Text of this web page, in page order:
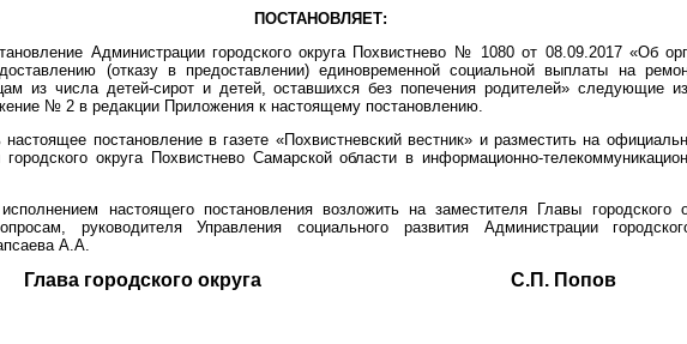
ПОСТАНОВЛЯЕТ:
Администрации городского округа Похвистнево № 1080 от 08.09.2017 «Об
(отказу в предоставлении) единовременной социальной выплаты на
из числа детей-сирот и детей, оставшихся без попечения родителей» следующие
№ 2 в редакции Приложения к настоящему постановлению.
настоящее постановление в газете «Похвистневский вестник» и разместить на
округа Похвистнево Самарской области в информационно-
настоящего постановления возложить на заместителя Главы городского
руководителя Управления социального развития Администрации
А.А.
Глава городского округа С.П. Попов